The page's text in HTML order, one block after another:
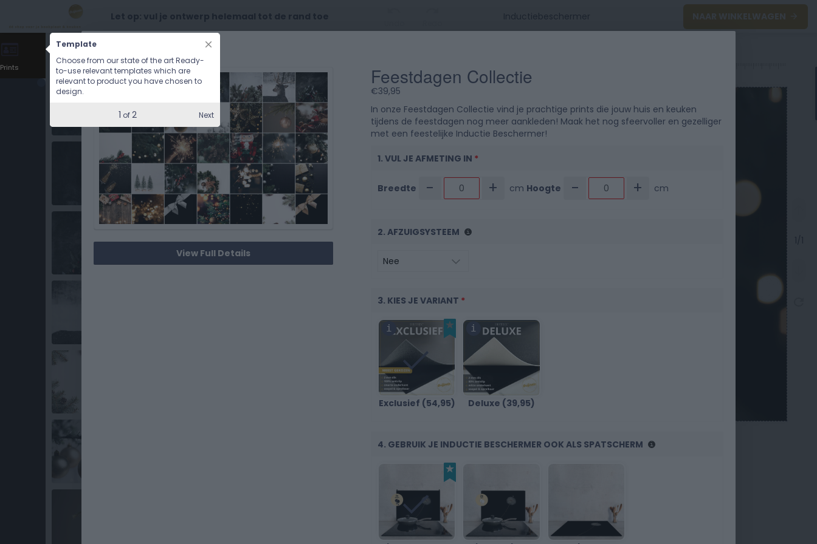
NAAR WINKELWAGEN
Prints
0 cm 10 20
0 cm
CHOOSE OPTIONS
View Full Details
Feestdagen Collectie
€39,95
In onze Feestdagen Collectie vind je prachtige prints die jouw huis en keuken
tijdens de feestdagen nog meer aankleden! Maak het nog sfeervoller en gezelliger
met een feestelijke Inductie Beschermer!
1. VUL JE AFMETING IN *
Breedte - + cm Hoogte - + cm
2. AFZUIGSYSTEEM
3. KIES JE VARIANT *
Exclusief (54,95) Deluxe (39,95)
4. GEBRUIK JE INDUCTIE BESCHERMER OOK ALS SPATSCHERM
Template
Choose from our state of the art Ready-
to-use relevant templates which are
relevant to product you have chosen to
design.
1 of2 Next